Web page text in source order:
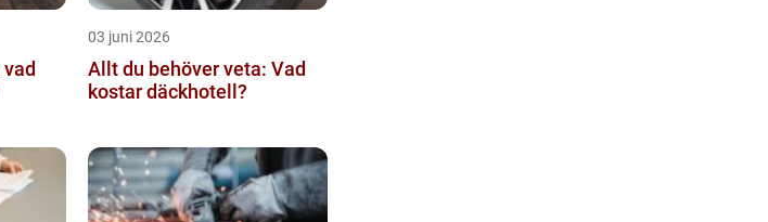
03 juni 2026
Allt du behöver veta: Vad
kostar däckhotell?